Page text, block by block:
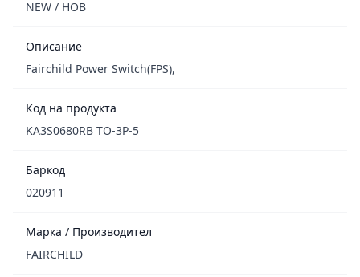
NEW / НОВ
Описание
Fairchild Power Switch(FPS),
Код на продукта
KA3S0680RB TO-3P-5
Баркод
020911
Марка / Производител
FAIRCHILD